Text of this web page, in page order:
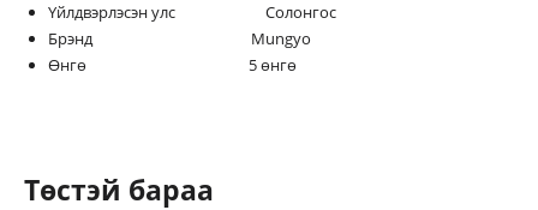
Үйлдвэрлэсэн улс Солонгос
Брэнд Mungyo
Өнгө 5 өнгө
Төстэй бараа